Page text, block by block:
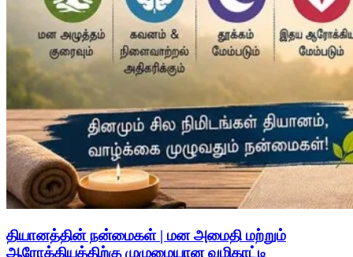
தியானத்தின் நன்மைகள் | மன அமைதி மற்றும்
ஆரோக்கியத்திற்கு முழுமையான வழிகாட்டி